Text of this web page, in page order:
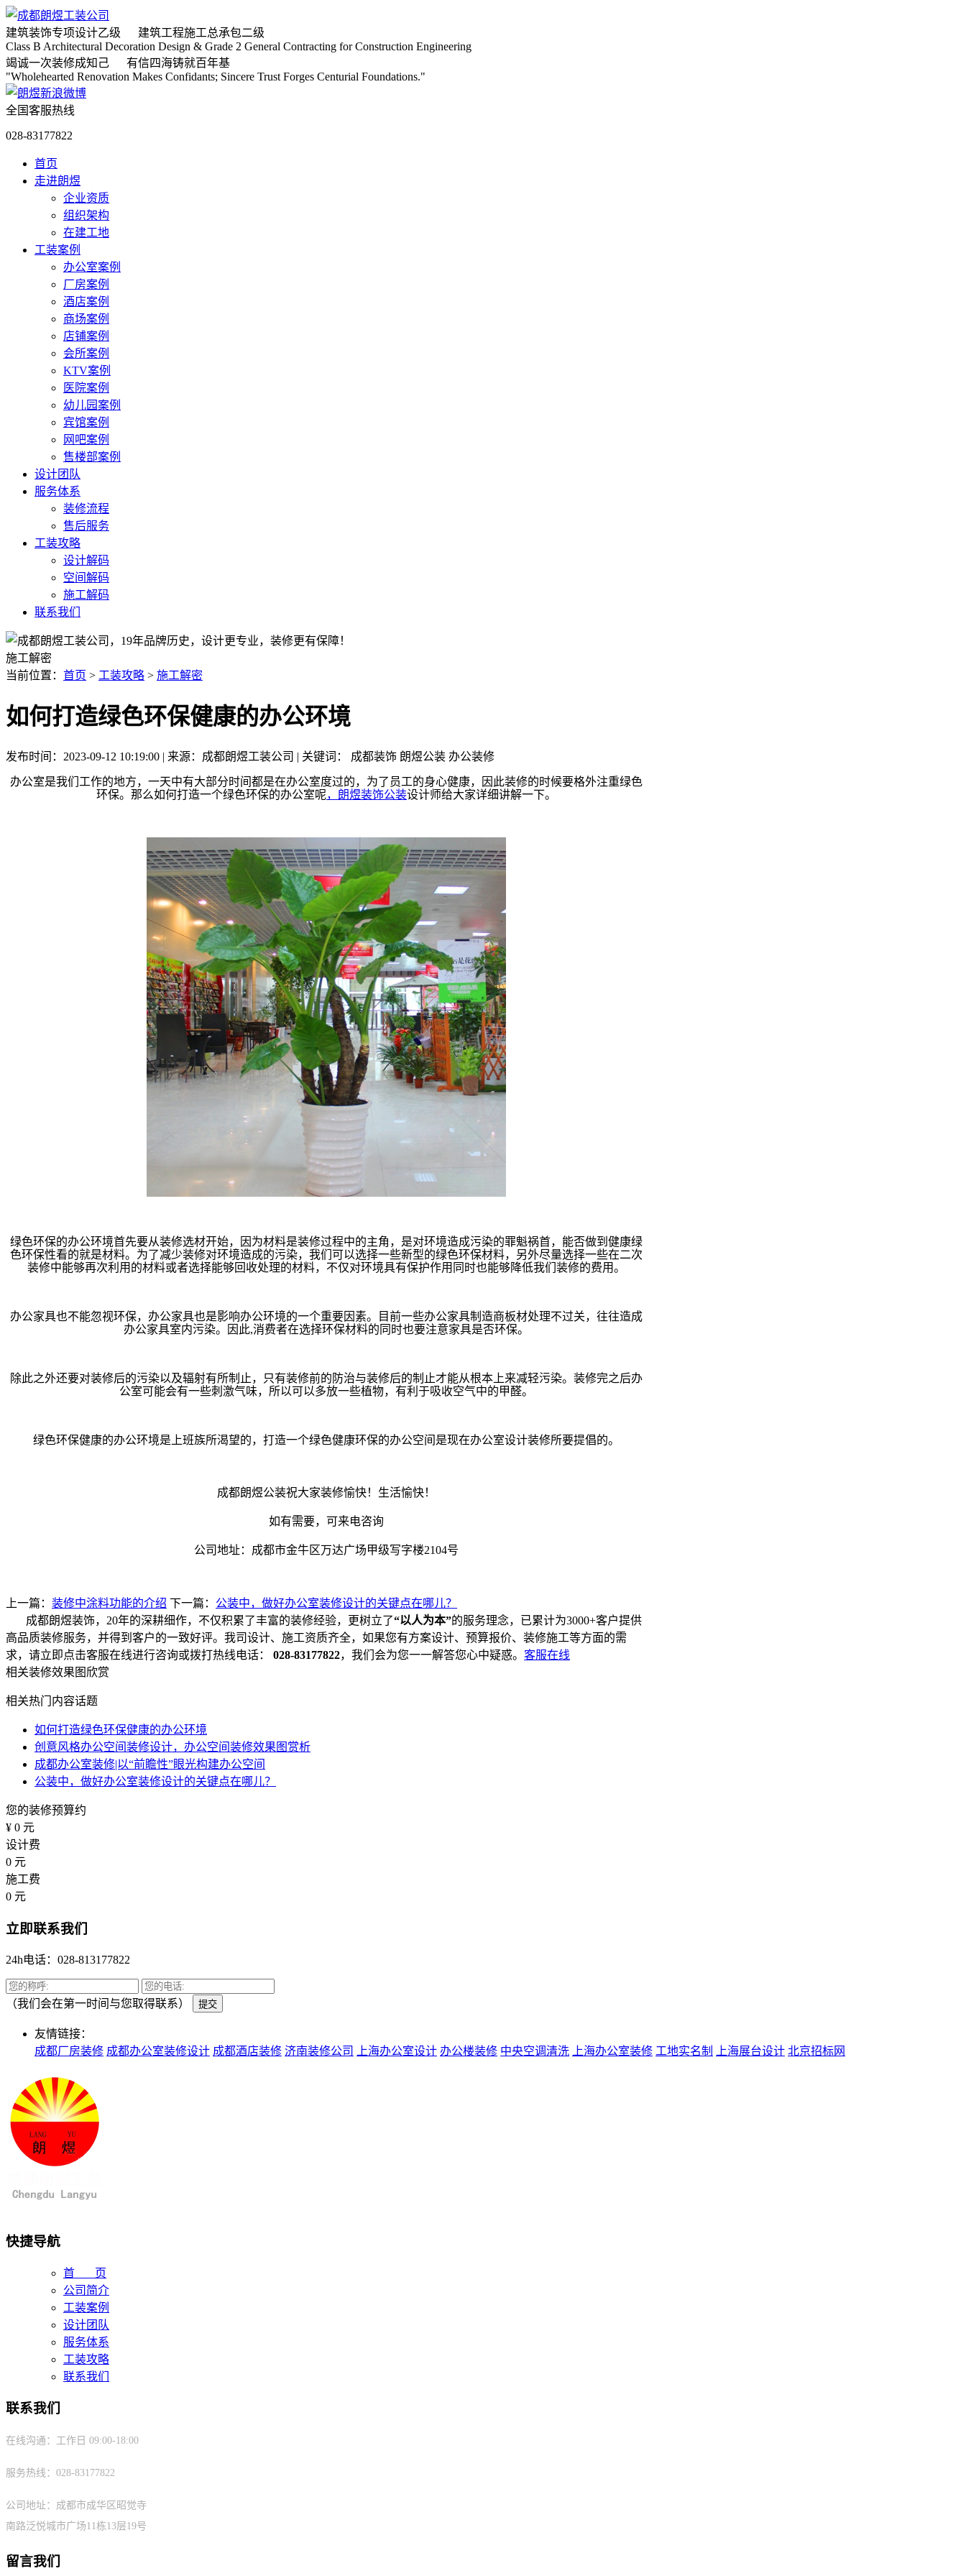
建筑装饰专项设计乙级 建筑工程施工总承包二级
Class B Architectural Decoration Design & Grade 2 General Contracting for Construction Engineering
竭诚一次装修成知己 有信四海铸就百年基
"Wholehearted Renovation Makes Confidants; Sincere Trust Forges Centurial Foundations."
全国客服热线
028-83177822
首页
走进朗煜
企业资质
组织架构
在建工地
工装案例
办公室案例
厂房案例
酒店案例
商场案例
店铺案例
会所案例
KTV案例
医院案例
幼儿园案例
宾馆案例
网吧案例
售楼部案例
设计团队
服务体系
装修流程
售后服务
工装攻略
设计解码
空间解码
施工解码
联系我们
施工解密
当前位置： 首页 > 工装攻略 > 施工解密
如何打造绿色环保健康的办公环境
发布时间：2023-09-12 10:19:00 | 来源：成都朗煜工装公司 | 关键词： 成都装饰 朗煜公装 办公装修
办公室是我们工作的地方，一天中有大部分时间都是在办公室度过的，为了员工的身心健康，因此装修的时候要格外注重绿色
环保。那么如何打造一个绿色环保的办公室呢，朗煜装饰公装设计师给大家详细讲解一下。
绿色环保的办公环境首先要从装修选材开始，因为材料是装修过程中的主角，是对环境造成污染的罪魁祸首，能否做到健康绿
色环保性看的就是材料。为了减少装修对环境造成的污染，我们可以选择一些新型的绿色环保材料，另外尽量选择一些在二次
装修中能够再次利用的材料或者选择能够回收处理的材料，不仅对环境具有保护作用同时也能够降低我们装修的费用。
办公家具也不能忽视环保，办公家具也是影响办公环境的一个重要因素。目前一些办公家具制造商板材处理不过关，往往造成
办公家具室内污染。因此,消费者在选择环保材料的同时也要注意家具是否环保。
除此之外还要对装修后的污染以及辐射有所制止，只有装修前的防治与装修后的制止才能从根本上来减轻污染。装修完之后办
公室可能会有一些刺激气味，所以可以多放一些植物，有利于吸收空气中的甲醛。
绿色环保健康的办公环境是上班族所渴望的，打造一个绿色健康环保的办公空间是现在办公室设计装修所要提倡的。
成都朗煜公装祝大家装修愉快！生活愉快！
如有需要，可来电咨询
公司地址：成都市金牛区万达广场甲级写字楼2104号
上一篇： 装修中涂料功能的介绍 下一篇： 公装中，做好办公室装修设计的关键点在哪儿？
成都朗煜装饰，20年的深耕细作，不仅积累了丰富的装修经验，更树立了“以人为本”的服务理念，已累计为3000+客户提供
高品质装修服务，并得到客户的一致好评。我司设计、施工资质齐全，如果您有方案设计、预算报价、装修施工等方面的需
求，请立即点击客服在线进行咨询或拨打热线电话：
028-83177822，我们会为您一一解答您心中疑惑。 客服在线
相关装修效果图欣赏
相关热门内容话题
如何打造绿色环保健康的办公环境
创意风格办公空间装修设计，办公空间装修效果图赏析
成都办公室装修|以“前瞻性”眼光构建办公空间
公装中，做好办公室装修设计的关键点在哪儿？
您的装修预算约
¥ 0 元
设计费
0 元
施工费
0 元
立即联系我们
24h电话：028-813177822
（我们会在第一时间与您取得联系） 提交
友情链接：
成都厂房装修 成都办公室装修设计 成都酒店装修 济南装修公司 上海办公室设计 办公楼装修 中央空调清洗 上海办公室装修 工地实名制 上海展台设计 北京招标网
快捷导航
首 页
公司简介
工装案例
设计团队
服务体系
工装攻略
联系我们
联系我们
在线沟通：工作日 09:00-18:00
服务热线：028-83177822
公司地址：成都市成华区昭觉寺
南路泛悦城市广场11栋13层19号
留言我们